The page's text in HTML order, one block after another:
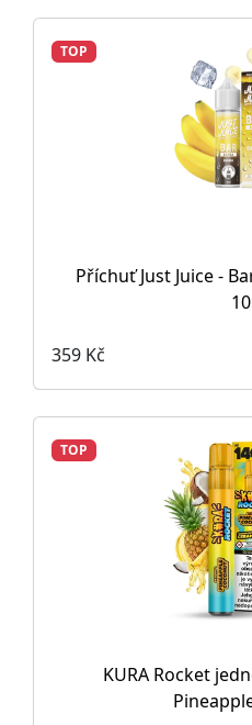
TOP
Příchuť Just Juice -
359 Kč
TOP
KURA Rocket